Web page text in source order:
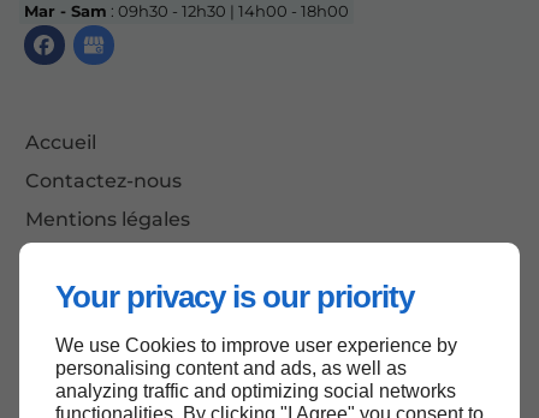
Your privacy is our priority
We use Cookies to improve user experience by
personalising content and ads, as well as
analyzing traffic and optimizing social networks
functionalities. By clicking "I Agree" you consent to
Mar - Sam : 09h30 - 12h30 | 14h00 - 18h00
Accueil
Contactez-nous
Mentions légales
Haut de page